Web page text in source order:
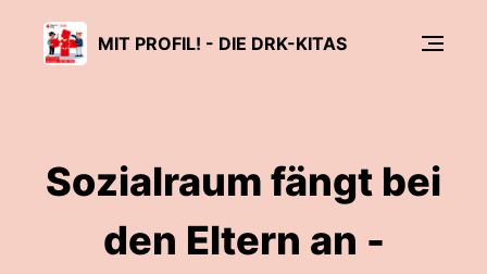
MIT PROFIL! - DIE DRK-KITAS
Sozialraum fängt bei
den Eltern an -